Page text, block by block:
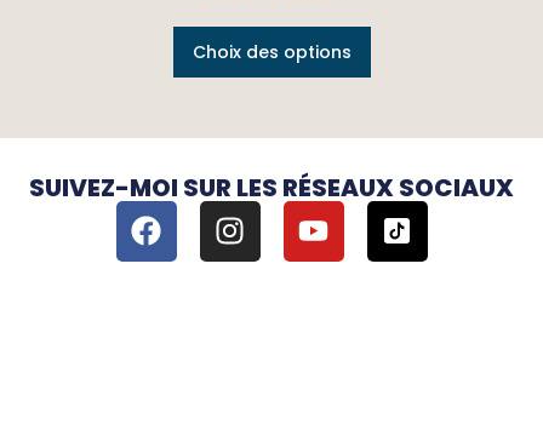
Choix des options
SUIVEZ-MOI SUR LES RÉSEAUX SOCIAUX